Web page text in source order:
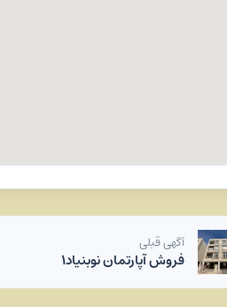
آگهی قبلی
فروش آپارتمان نوبنیاد۱